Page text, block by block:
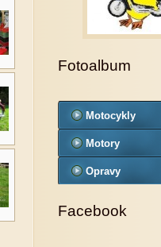
Fotoalbum
Motocykly
Motory
Opravy
Facebook